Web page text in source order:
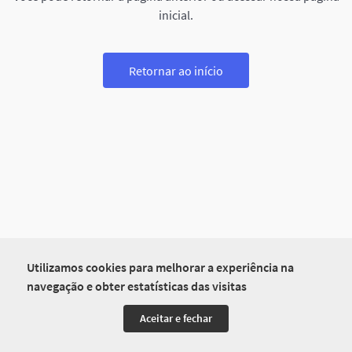
Utilizamos cookies para melhorar a experiência na
navegação e obter estatísticas das visitas
Aceitar e fechar
inicial.
Retornar ao início